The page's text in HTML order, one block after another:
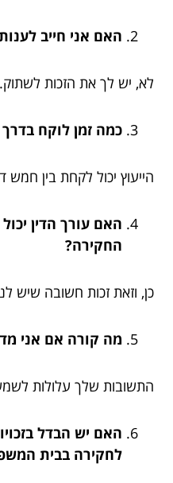
האם אני חייב
לא, יש לך את הזכות לשתוק.
כמה זמן לוקח בדרך
הייעוץ יכול לקחת בין
האם עורך הדין
החקירה?
כן, וזאת זכות חשובה שיש
מה קורה אם אני
התשובות שלך עלולות
האם יש הבדל
לחקירה בבית